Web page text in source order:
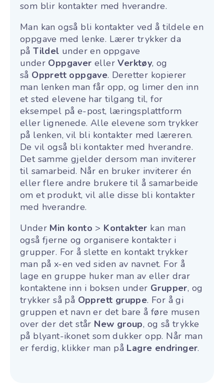
som blir kontakter med hverandre.
Man kan også bli kontakter ved å tildele en
oppgave med lenke. Lærer trykker da
påTildel under en oppgave
under OppgaverellerVerktøy, og
så Opprett oppgave. Deretter kopierer
man lenken man får opp, og limer den inn
et sted elevene har tilgang til, for
eksempel på e-post, læringsplattform
eller lignenede. Alle elevene som trykker
på lenken, vil bli kontakter med læreren.
De vil også bli kontakter med hverandre.
Det samme gjelder dersom man inviterer
til samarbeid. Når en bruker inviterer én
eller flere andre brukere til å samarbeide
om et produkt, vil alle disse bli kontakter
med hverandre.
Under Min konto > Kontakter kan man
også fjerne og organisere kontakter i
grupper. For å slette en kontakt trykker
man på x-en ved siden av navnet. For å
lage en gruppe huker man av eller drar
kontaktene inn i boksen under Grupper, og
trykker så på Opprett gruppe. For å gi
gruppen et navn er det bare å føre musen
over der det står New group, og så trykke
på blyant-ikonet som dukker opp. Når man
er ferdig, klikker man på Lagre endringer.